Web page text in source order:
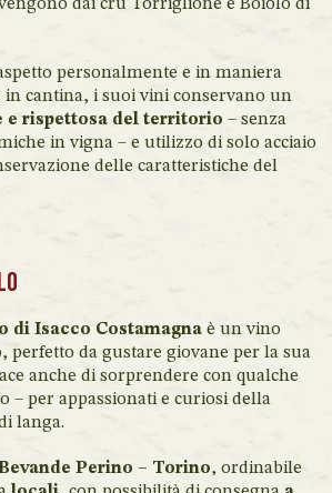
dai cru Torriglione e Boiolo di
personalmente e in maniera
in cantina, i suoi vini conservano un
e rispettosa del territorio – senza
in vigna – e utilizzo di solo acciaio
delle caratteristiche del
di Isacco Costamagna è un vino
perfetto da gustare giovane per la sua
anche di sorprendere con qualche
– per appassionati e curiosi della
langa.
Perino – Torino, ordinabile